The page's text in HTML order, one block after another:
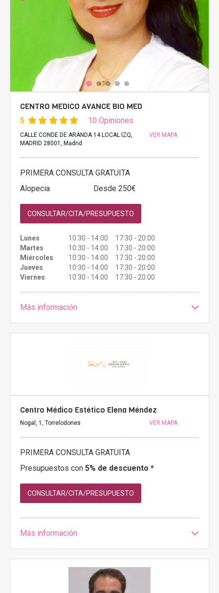
CENTRO MEDICO AVANCE BIO MED
5 10 Opiniones
CALLE CONDE DE ARANDA 14 LOCAL IZQ,
MADRID 28001, Madrid
VER MAPA
PRIMERA CONSULTA GRATUITA
Alopecia
Desde 250€
CONSULTAR/CITA/PRESUPUESTO
Lunes
10:30 - 14:00 17:30 - 20:00
Martes
10:30 - 14:00 17:30 - 20:00
Miércoles
10:30 - 14:00 17:30 - 20:00
Jueves
10:30 - 14:00 17:30 - 20:00
Viernes
10:30 - 14:00 17:30 - 20:00
Más información
Centro Médico Estético Elena Méndez
Nogal, 1, Torrelodones VER MAPA
PRIMERA CONSULTA GRATUITA
Presupuestos con 5% de descuento *
CONSULTAR/CITA/PRESUPUESTO
Más información